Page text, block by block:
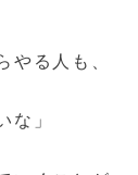
やる人も、
な」